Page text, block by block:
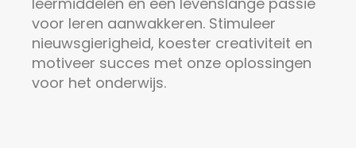
voor leren aanwakkeren. Stimuleer
nieuwsgierigheid, koester creativiteit en
motiveer succes met onze oplossingen
voor het onderwijs.